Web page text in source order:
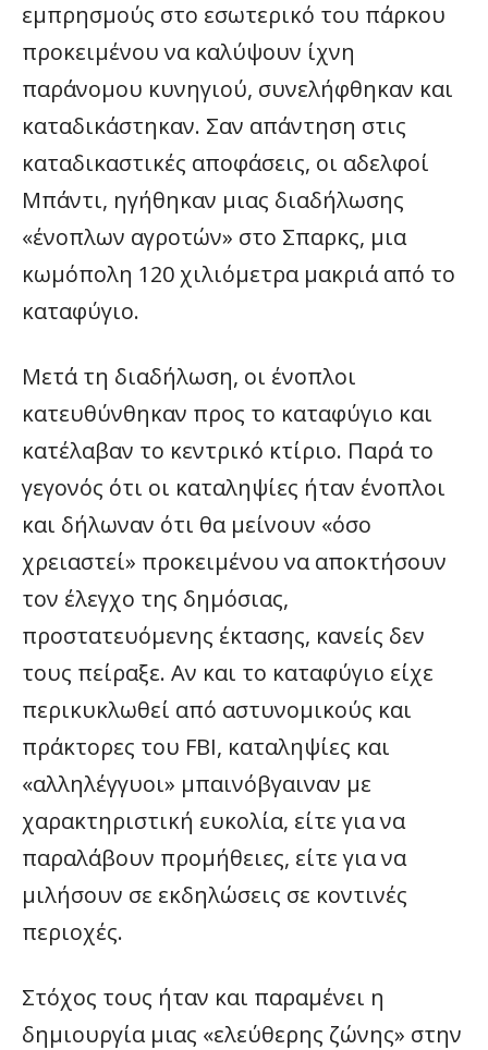
εμπρησμούς στο εσωτερικό του πάρκου
προκειμένου να καλύψουν ίχνη
παράνομου κυνηγιού, συνελήφθηκαν και
καταδικάστηκαν. Σαν απάντηση στις
καταδικαστικές αποφάσεις, οι αδελφοί
Μπάντι, ηγήθηκαν μιας διαδήλωσης
«ένοπλων αγροτών» στο Σπαρκς, μια
κωμόπολη 120 χιλιόμετρα μακριά από το
καταφύγιο.
Μετά τη διαδήλωση, οι ένοπλοι
κατευθύνθηκαν προς το καταφύγιο και
κατέλαβαν το κεντρικό κτίριο. Παρά το
γεγονός ότι οι καταληψίες ήταν ένοπλοι
και δήλωναν ότι θα μείνουν «όσο
χρειαστεί» προκειμένου να αποκτήσουν
τον έλεγχο της δημόσιας,
προστατευόμενης έκτασης, κανείς δεν
τους πείραξε. Αν και το καταφύγιο είχε
περικυκλωθεί από αστυνομικούς και
πράκτορες του FBI, καταληψίες και
«αλληλέγγυοι» μπαινόβγαιναν με
χαρακτηριστική ευκολία, είτε για να
παραλάβουν προμήθειες, είτε για να
μιλήσουν σε εκδηλώσεις σε κοντινές
περιοχές.
Στόχος τους ήταν και παραμένει η
δημιουργία μιας «ελεύθερης ζώνης» στην